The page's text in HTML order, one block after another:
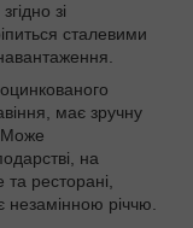
зі
сталевими
має зручну
Може
на
ресторані,
незамінною річчю.